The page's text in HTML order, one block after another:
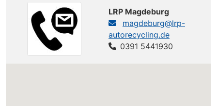
LRP Magdeburg
magdeburg@lrp-
autorecycling.de
0391 5441930